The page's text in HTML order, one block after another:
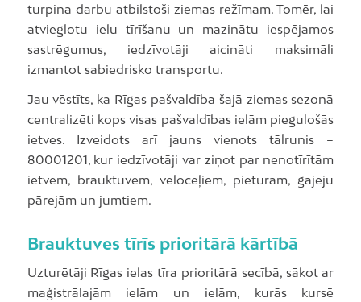
turpina darbu atbilstoši ziemas režīmam. Tomēr, lai
atvieglotu ielu tīrīšanu un mazinātu iespējamos
sastrēgumus, iedzīvotāji aicināti maksimāli
izmantot sabiedrisko transportu.
Jau vēstīts, ka Rīgas pašvaldība šajā ziemas sezonā
centralizēti kops visas pašvaldības ielām piegulošās
ietves. Izveidots arī jauns vienots tālrunis –
80001201, kur iedzīvotāji var ziņot par nenotīrītām
ietvēm, brauktuvēm, veloceļiem, pieturām, gājēju
pārejām un jumtiem.
Brauktuves tīrīs prioritārā kārtībā
Uzturētāji Rīgas ielas tīra prioritārā secībā, sākot ar
maģistrālajām ielām un ielām, kurās kursē